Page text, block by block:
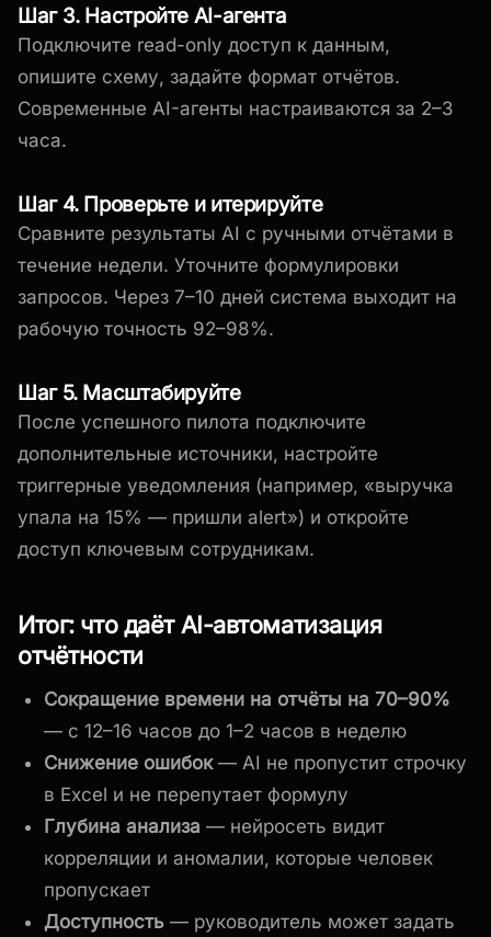
Шаг 3. Настройте AI-агента
Подключите read-only доступ к данным,
опишите схему, задайте формат отчётов.
Современные AI-агенты настраиваются за 2–3
часа.
Шаг 4. Проверьте и итерируйте
Сравните результаты AI с ручными отчётами в
течение недели. Уточните формулировки
запросов. Через 7–10 дней система выходит на
рабочую точность 92–98%.
Шаг 5. Масштабируйте
После успешного пилота подключите
дополнительные источники, настройте
триггерные уведомления (например, «выручка
упала на 15% — пришли alert») и откройте
доступ ключевым сотрудникам.
Итог: что даёт AI-автоматизация
отчётности
Сокращение времени на отчёты на 70–90%
— с 12–16 часов до 1–2 часов в неделю
Снижение ошибок— AI не пропустит строчку
в Excel и не перепутает формулу
Глубина анализа — нейросеть видит
корреляции и аномалии, которые человек
пропускает
Доступность — руководитель может задать